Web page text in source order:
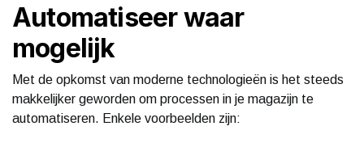
Automatiseer waar
mogelijk
Met de opkomst van moderne technologieën is het steeds
makkelijker geworden om processen in je magazijn te
automatiseren. Enkele voorbeelden zijn: